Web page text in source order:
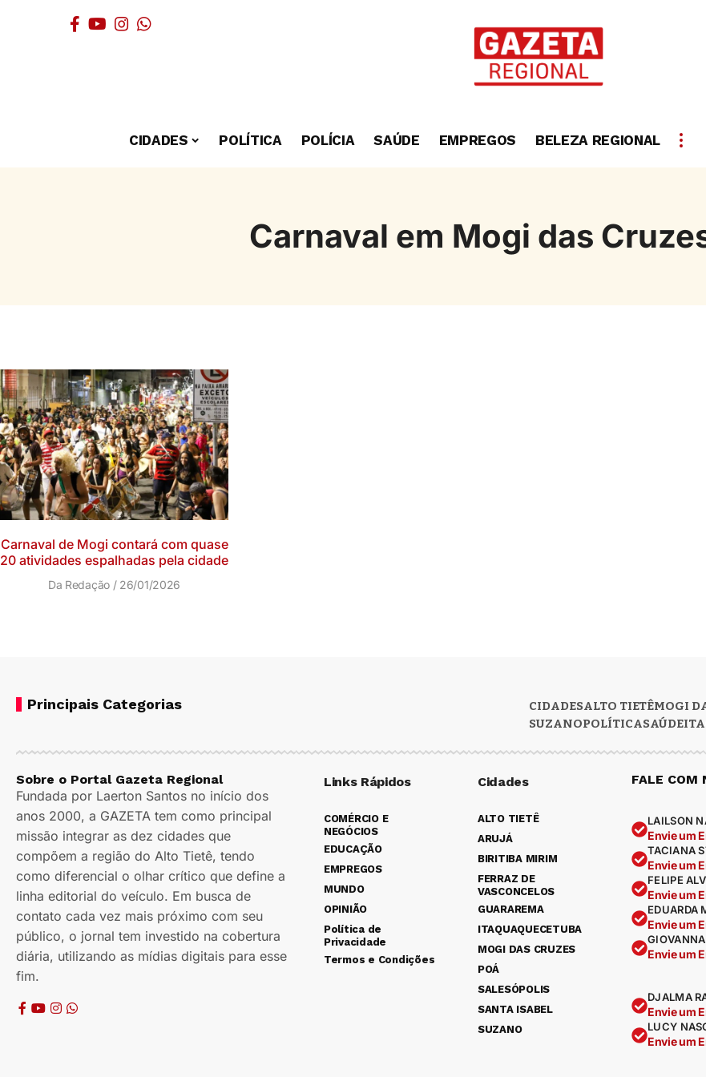
CIDADES POLÍTICA POLÍCIA SAÚDE EMPREGOS BELEZA REGIONAL
Carnaval em Mogi das
Carnaval de Mogi contará com quase
20 atividades espalhadas pela cidade
Da Redação 26/01/2026
Principais Categorias CIDADESALTO TIETÊMOGI
SUZANOPOLÍTICASAÚDE
Sobre o Portal Gazeta Regional
Fundada por Laerton Santos no início dos
anos 2000, a GAZETA tem como principal
missão integrar as dez cidades que
compõem a região do Alto Tietê, tendo
como diferencial o olhar crítico que define a
linha editorial do veículo. Em busca de
contato cada vez mais próximo com seu
público, o jornal tem investido na cobertura
diária, utilizando as mídias digitais para esse
fim.
Links Rápidos
COMÉRCIO E
NEGÓCIOS
EDUCAÇÃO
EMPREGOS
MUNDO
OPINIÃO
Política de
Privacidade
Termos e Condições
Cidades
ALTO TIETÊ
ARUJÁ
BIRITIBA MIRIM
FERRAZ DE
VASCONCELOS
GUARAREMA
ITAQUAQUECETUBA
MOGI DAS CRUZES
POÁ
SALESÓPOLIS
SANTA ISABEL
SUZANO
FALE COM
LAILSON
Envie um
TACIANA
Envie um
FELIPE
Envie um
EDUARDA
Envie um
GIOVANNA
Envie um
DJALMA
Envie um
LUCY
Envie um